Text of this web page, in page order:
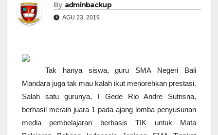
By adminbackup
AGU 23, 2019
Tak hanya siswa, guru SMA Negeri Bali
Mandara juga tak mau kalah ikut menorehkan prestasi.
Salah satu gurunya, I Gede Rio Andre Sutrisna,
berhasil meraih juara 1 pada ajang lomba penyusunan
media pembelajaran berbasis TIK untuk Mata